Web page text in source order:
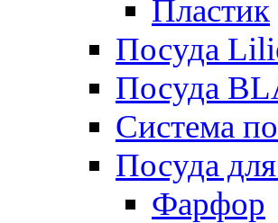
Пластик
Посуда
Посуда
Система
Посуда
Фарфор